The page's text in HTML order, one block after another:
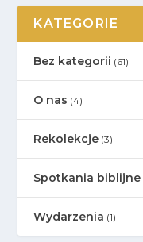
KATEGORIE
Bez kategorii (61)
O nas (4)
Rekolekcje (3)
Spotkania biblijne
Wydarzenia (1)